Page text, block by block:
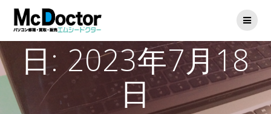
日:2023年7月18
日